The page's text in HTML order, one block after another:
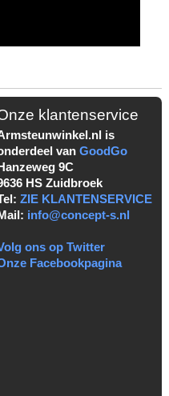
klantenservice
is
van GoodGo
9C
HS Zuidbroek
ZIE KLANTENSERVICE
info@concept-s.nl
ons op Twitter
Facebookpagina